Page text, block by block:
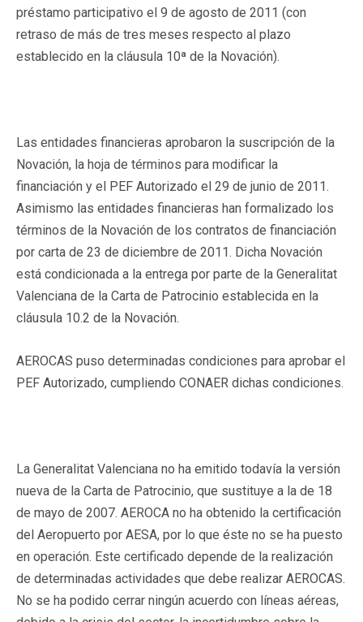
préstamo participativo el 9 de agosto de 2011 (con
retraso de más de tres meses respecto al plazo
establecido en la cláusula 10ª de la Novación).
Las entidades financieras aprobaron la suscripción de la
Novación, la hoja de términos para modificar la
financiación y el PEF Autorizado el 29 de junio de 2011.
Asimismo las entidades financieras han formalizado los
términos de la Novación de los contratos de financiación
por carta de 23 de diciembre de 2011. Dicha Novación
está condicionada a la entrega por parte de la Generalitat
Valenciana de la Carta de Patrocinio establecida en la
cláusula 10.2 de la Novación.
AEROCAS puso determinadas condiciones para aprobar el
PEF Autorizado, cumpliendo CONAER dichas condiciones.
La Generalitat Valenciana no ha emitido todavía la versión
nueva de la Carta de Patrocinio, que sustituye a la de 18
de mayo de 2007. AEROCA no ha obtenido la certificación
del Aeropuerto por AESA, por lo que éste no se ha puesto
en operación. Este certificado depende de la realización
de determinadas actividades que debe realizar AEROCAS.
No se ha podido cerrar ningún acuerdo con líneas aéreas,